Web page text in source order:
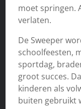
moet springen.
verlaten.
De Sweeper
schoolfeesten,
sportdag,
groot succes.
kinderen als
buiten gebruikt